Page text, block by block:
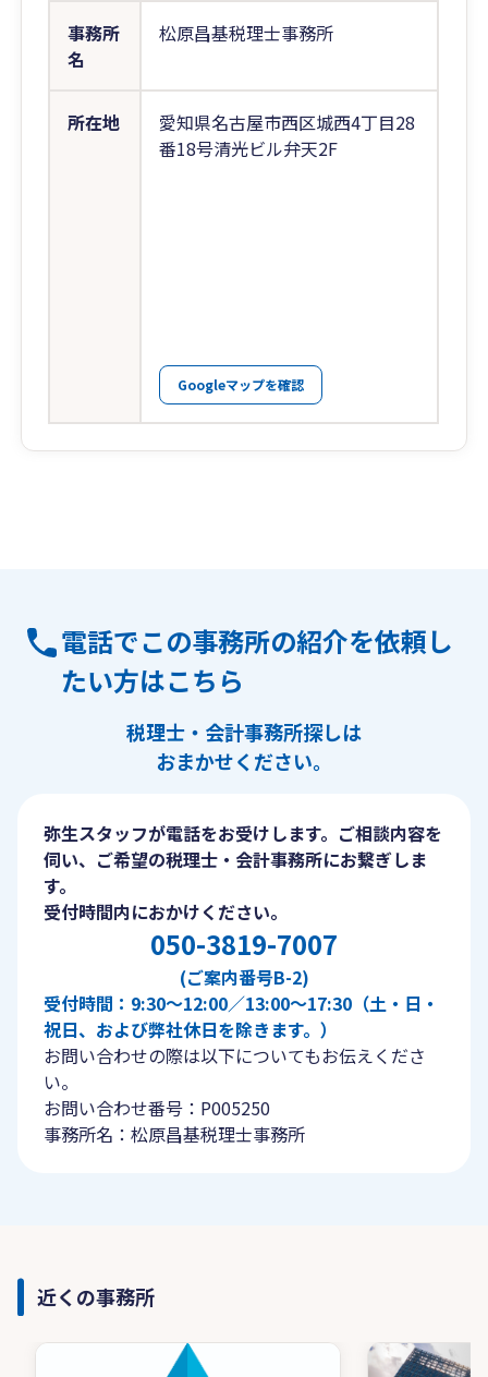
事務所
名
松原昌基税理士事務所
所在地
愛知県名古屋市西区城西4丁目28
番18号清光ビル弁天2F
Googleマップを確認
電話でこの事務所の紹介を依頼し
たい方はこちら
税理士・会計事務所探しは
おまかせください。
弥生スタッフが電話をお受けします。ご相談内容を
伺い、ご希望の税理士・会計事務所にお繋ぎしま
す。
受付時間内におかけください。
050-3819-7007
(ご案内番号B-2)
受付時間：9:30〜12:00／13:00〜17:30（土・日・
祝日、および弊社休日を除きます。）
お問い合わせの際は以下についてもお伝えくださ
い。
お問い合わせ番号：P005250
事務所名：松原昌基税理士事務所
近くの事務所